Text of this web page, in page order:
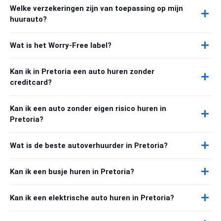
Welke verzekeringen zijn van toepassing op mijn
huurauto?
Wat is het Worry-Free label?
Kan ik in Pretoria een auto huren zonder
creditcard?
Kan ik een auto zonder eigen risico huren in
Pretoria?
Wat is de beste autoverhuurder in Pretoria?
Kan ik een busje huren in Pretoria?
Kan ik een elektrische auto huren in Pretoria?